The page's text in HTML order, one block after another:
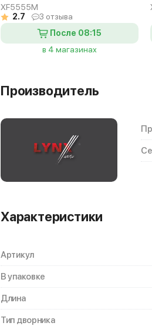
XF5555M
2.7
3 отзыва
После 08:15
в 4 магазинах
Производитель
Характеристики
Артикул
В упаковке
Длина
Тип дворника